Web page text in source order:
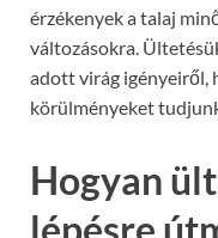
érzékenyek a talaj
változásokra.
adott virág igényeiről,
körülményeket
Hogyan